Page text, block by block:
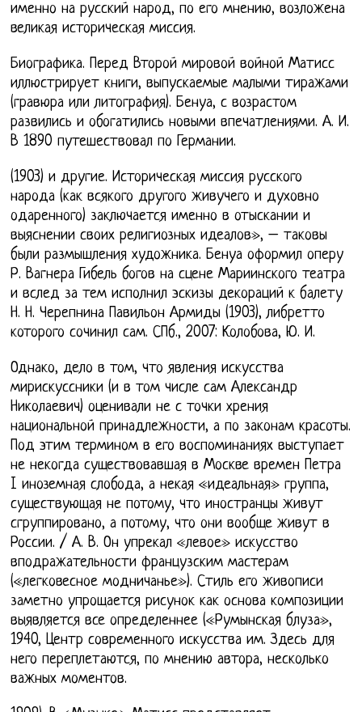
именно на русский народ, по его мнению, возложена
великая историческая миссия.
Биографика. Перед Второй мировой войной Матисс
иллюстрирует книги, выпускаемые малыми тиражами
(гравюра или литография). Бенуа, с возрастом
развились и обогатились новыми впечатлениями. А. И.
В 1890 путешествовал по Германии.
(1903) и другие. Историческая миссия русского
народа (как всякого другого живучего и духовно
одаренного) заключается именно в отыскании и
выяснении своих религиозных идеалов», – таковы
были размышления художника. Бенуа оформил оперу
Р. Вагнера Гибель богов на сцене Мариинского театра
и вслед за тем исполнил эскизы декораций к балету
Н. Н. Черепнина Павильон Армиды (1903), либретто
которого сочинил сам. СПб., 2007: Колобова, Ю. И.
Однако, дело в том, что явления искусства
мирискуссники (и в том числе сам Александр
Николаевич) оценивали не с точки хрения
национальной принадлежности, а по законам красоты.
Под этим термином в его воспоминаниях выступает
не некогда существовавшая в Москве времен Петра
I иноземная слобода, а некая «идеальная» группа,
существующая не потому, что иностранцы живут
сгруппировано, а потому, что они вообще живут в
России. / А. В. Он упрекал «левое» искусство
вподражательности французским мастерам
(«легковесное модничанье»). Стиль его живописи
заметно упрощается рисунок как основа композиции
выявляется все определеннее («Румынская блуза»,
1940, Центр современного искусства им. Здесь для
него переплетаются, по мнению автора, несколько
важных моментов.